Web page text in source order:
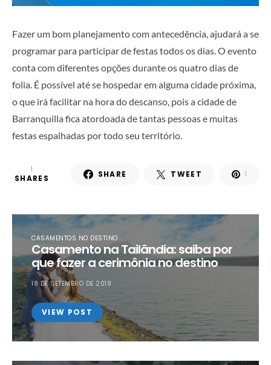
Fazer um bom planejamento com antecedência, ajudará a se
programar para participar de festas todos os dias. O evento
conta com diferentes opções durante os quatro dias de
folia. É possível até se hospedar em alguma cidade próxima,
o que irá facilitar na hora do descanso, pois a cidade de
Barranquilla fica atordoada de tantas pessoas e muitas
festas espalhadas por todo seu território.
1
SHARES SHARE TWEET 1
CASAMENTOS NO DESTINO
Casamento na Tailândia: saiba por
que fazer a cerimônia no destino
18 DE SETEMBRO DE 2019
VIEW POST